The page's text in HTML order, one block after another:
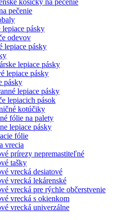
pečenie
lepiace pásky
odevov
lepiace pásky
lepiace pásky
lepiace pásky
pásky
lepiace pásky
lepiacich pások
kotúčiky
fólie na palety
lepiace pásky
fólie
vrecia
prírezy nepremastiteľné
tašky
vrecká desiatové
vrecká lekárenské
vrecká pre rýchle občerstvenie
vrecká s okienkom
vrecká univerzálne